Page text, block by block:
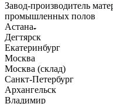
Завод-производитель
промышленных полов
Астана
Дегтярск
Екатеринбург
Москва
Москва (склад)
Санкт-Петербург
Архангельск
Владимир